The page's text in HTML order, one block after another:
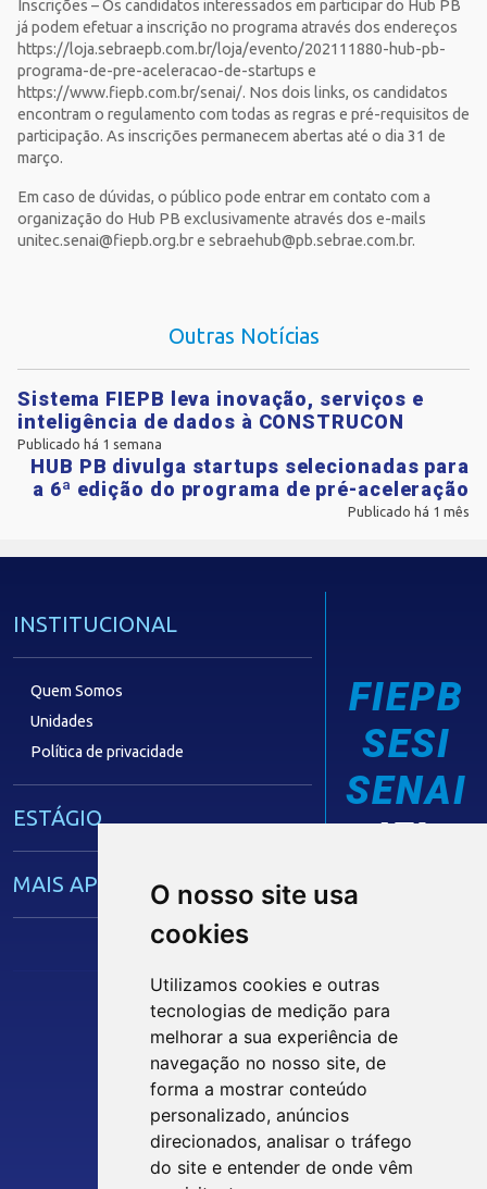
O nosso site usa
cookies
Utilizamos cookies e outras
tecnologias de medição para
melhorar a sua experiência de
navegação no nosso site, de
forma a mostrar conteúdo
personalizado, anúncios
direcionados, analisar o tráfego
do site e entender de onde vêm
Inscrições – Os candidatos interessados em participar do Hub PB
já podem efetuar a inscrição no programa através dos endereços
https://loja.sebraepb.com.br/loja/evento/202111880-hub-pb-
programa-de-pre-aceleracao-de-startups e
https://www.fiepb.com.br/senai/. Nos dois links, os candidatos
encontram o regulamento com todas as regras e pré-requisitos de
participação. As inscrições permanecem abertas até o dia 31 de
março.
Em caso de dúvidas, o público pode entrar em contato com a
organização do Hub PB exclusivamente através dos e-mails
unitec.senai@fiepb.org.bre sebraehub@pb.sebrae.com.br.
Outras Notícias
Sistema FIEPB leva inovação, serviços e
inteligência de dados à CONSTRUCON
Publicado há 1 semana
HUB PB divulga startups selecionadas para
a 6ª edição do programa de pré-aceleração
Publicado há 1 mês
INSTITUCIONAL
Quem Somos
Unidades
Política de privacidade
ESTÁGIO
MAIS APRENDIZ
CAPACITAÇÃO EMPRESARIAL
OPORTUNIDADES
FIEPB
SESI
SENAI
IEL
Siga nossas Redes Sociais
INTRANET
Instituto Euvaldo Lodi - Paraíba